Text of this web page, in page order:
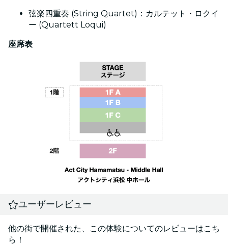
弦楽四重奏 (String Quartet)：カルテット・ロクイ
ー (Quartett Loqui)
座席表
ユーザーレビュー
他の街で開催された、この体験についてのレビューはこち
ら！